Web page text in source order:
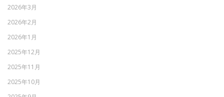
2026年3月
2026年2月
2026年1月
2025年12月
2025年11月
2025年10月